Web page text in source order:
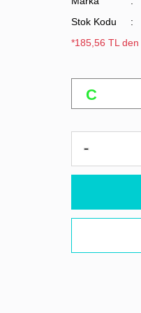
Stok Kodu
*185,56 TL